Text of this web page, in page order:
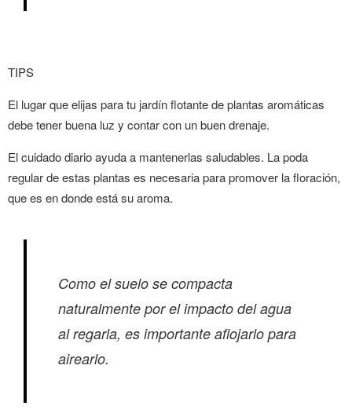
TIPS
El lugar que elijas para tu jardín flotante de plantas aromáticas
debe tener buena luz y contar con un buen drenaje.
El cuidado diario ayuda a mantenerlas saludables. La poda
regular de estas plantas es necesaria para promover la floración,
que es en donde está su aroma.
Como el suelo se compacta
naturalmente por el impacto del agua
al regarla, es importante aflojarlo para
airearlo.